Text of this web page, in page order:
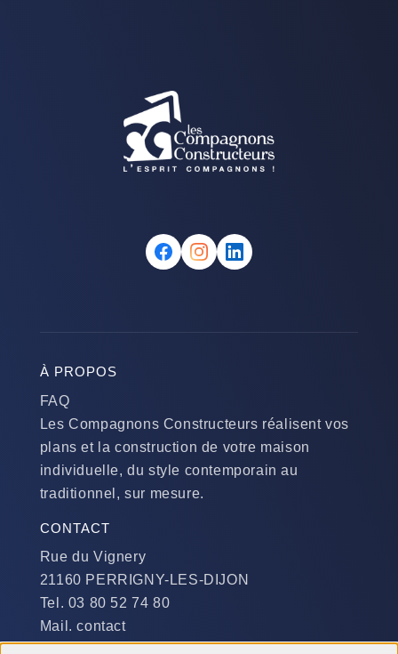
À PROPOS
FAQ
Les Compagnons Constructeurs réalisent vos
plans et la construction de votre maison
individuelle, du style contemporain au
traditionnel, sur mesure.
CONTACT
Rue du Vignery
21160 PERRIGNY-LES-DIJON
Tel. 03 80 52 74 80
Mail. contact